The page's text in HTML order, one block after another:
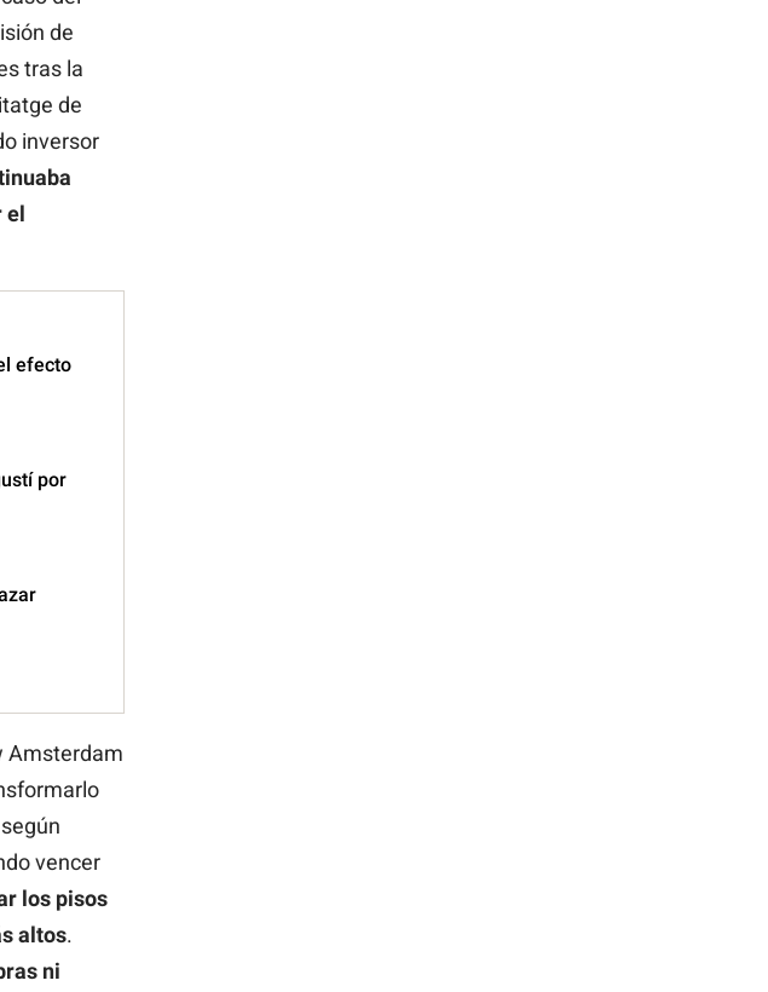
de
tras la
de
inversor
el
efecto
por
Amsterdam
vencer
los pisos
altos.
ni